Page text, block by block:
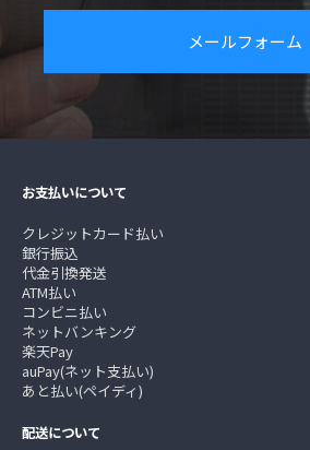
メールフォーム
お支払いについて
クレジットカード払い
銀行振込
代金引換発送
ATM払い
コンビニ払い
ネットバンキング
楽天Pay
auPay(ネット支払い)
あと払い(ペイディ)
配送について